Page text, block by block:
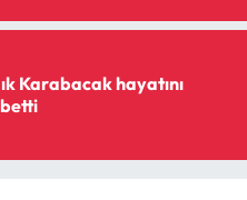
Karabacak hayatını